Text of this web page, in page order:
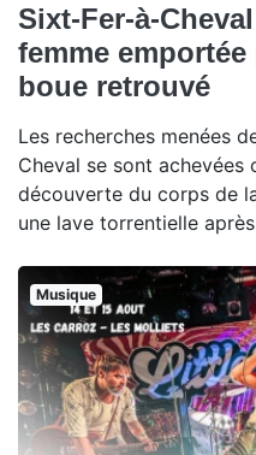
Sixt-Fer-à-
femme
boue retrouvé
Les recherches menées
Cheval se sont achevées
découverte du corps de
une lave torrentielle
Musique